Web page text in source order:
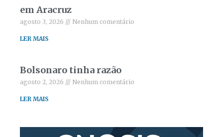
em Aracruz
agosto 3, 2026 Nenhum comentário
LER MAIS
Bolsonaro tinha razão
agosto 2, 2026 Nenhum comentário
LER MAIS